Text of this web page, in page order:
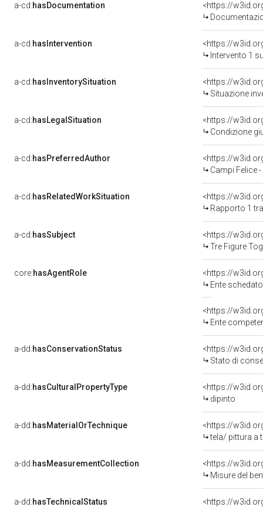
a-cd:hasDocumentation
a-cd:hasIntervention
<https://
Intervento 1
a-cd:hasInventorySituation
<https://
Situazione
a-cd:hasLegalSituation
<https://
Condizione
a-cd:hasPreferredAuthor
<https://
Campi Felice
a-cd:hasRelatedWorkSituation
<https://
Rapporto 1
a-cd:hasSubject
<https://
Tre Figure
core:hasAgentRole
<https://
Ente schedatore del
<https://
Ente
a-dd:hasConservationStatus
<https://
Stato di
a-dd:hasCulturalPropertyType
<https://
dipinto
a-dd:hasMaterialOrTechnique
<https://
tela/ pittura a
a-dd:hasMeasurementCollection
<https://
Misure del
a-dd:hasTechnicalStatus
<https://